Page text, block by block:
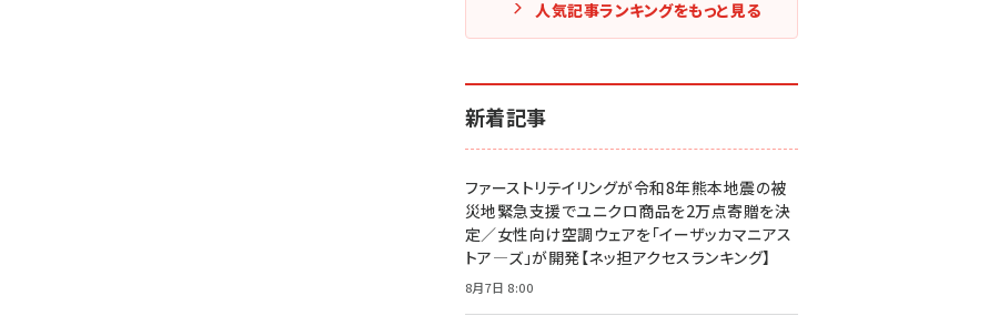
人気記事ランキングをもっと見る
新着記事
ファーストリテイリングが令和8年熊本地震の被
災地緊急支援でユニクロ商品を2万点寄贈を決
定／女性向け空調ウェアを「イーザッカマニアス
トア―ズ」が開発【ネッ担アクセスランキング】
8月7日 8:00